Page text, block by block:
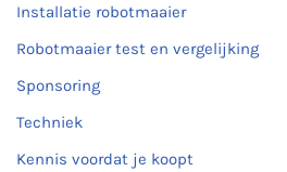
Installatie robotmaaier
Robotmaaier test en vergelijking
Sponsoring
Techniek
Kennis voordat je koopt